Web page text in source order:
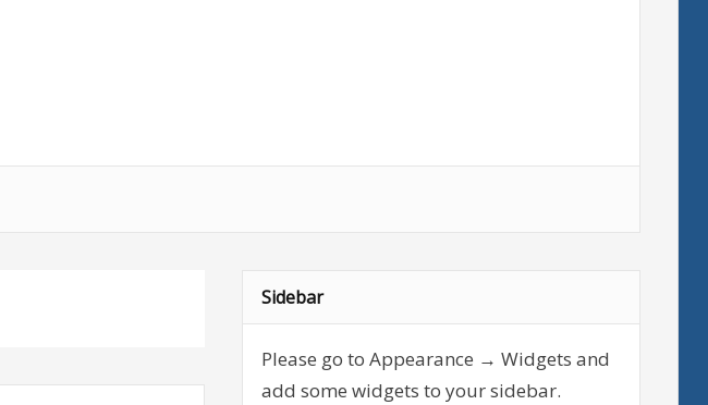
Sidebar
Please go to Appearance → Widgets and
add some widgets to your sidebar.